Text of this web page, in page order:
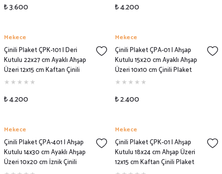
₺ 3.600 ₺ 4.200
Mekece
Çinili Plaket ÇPK-101 | Deri
Kutulu 22x27 cm Ayaklı Ahşap
Üzeri 12x15 cm Kaftan Çinili
Plaket Modeli
₺ 4.200
Mekece
Çinili Plaket ÇPA-01 | Ahşap
Kutulu 15x20 cm Ayaklı Ahşap
Üzeri 10x10 cm Çinili Plaket
Modeli
₺ 2.400
Mekece
Çinili Plaket ÇPA-401 | Ahşap
Kutulu 14x30 cm Ayaklı Ahşap
Üzeri 10x20 cm İznik Çinili
Mekece
Çinili Plaket ÇPK-01 | Ahşap
Kutulu 18x24 cm Ahşap Üzeri
12x15 cm Kaftan Çinili Plaket